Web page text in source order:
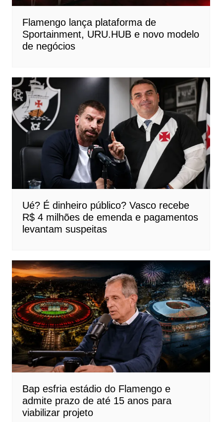
Flamengo lança plataforma de
Sportainment, URU.HUB e novo modelo
de negócios
Ué? É dinheiro público? Vasco recebe
R$ 4 milhões de emenda e pagamentos
levantam suspeitas
Bap esfria estádio do Flamengo e
admite prazo de até 15 anos para
viabilizar projeto